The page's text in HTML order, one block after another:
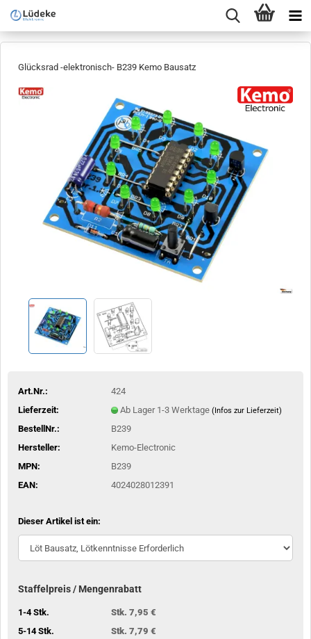
Glücksrad -elektronisch- B239 Kemo Bausatz
Art.Nr.:
424
Lieferzeit:
Ab Lager 1-3 Werktage (Infos zur Lieferzeit)
BestellNr.:
B239
Hersteller:
Kemo-Electronic
MPN:
B239
EAN:
4024028012391
Dieser Artikel ist ein:
Staffelpreis / Mengenrabatt
1-4 Stk.
Stk. 7,95 €
5-14 Stk.
Stk. 7,79 €